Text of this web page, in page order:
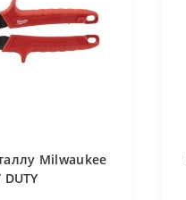
Milwaukee
DUTY